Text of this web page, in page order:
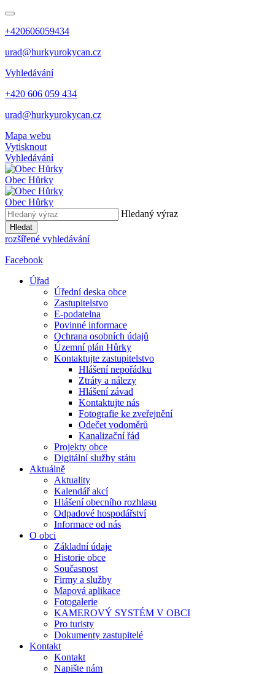
+420606059434
urad@hurkyurokycan.cz
Vyhledávání
+420 606 059 434
urad@hurkyurokycan.cz
Mapa webu
Vytisknout
Vyhledávání
Obec Hůrky
Obec Hůrky
Hledaný výraz
Hledat
rozšířené vyhledávání
Facebook
Úřad
Úřední deska obce
Zastupitelstvo
E-podatelna
Povinné informace
Ochrana osobních údajů
Územní plán Hůrky
Kontaktujte zastupitelstvo
Hlášení nepořádku
Ztráty a nálezy
Hlášení závad
Kontaktujte nás
Fotografie ke zveřejnění
Odečet vodoměrů
Kanalizační řád
Projekty obce
Digitální služby státu
Aktuálně
Aktuality
Kalendář akcí
Hlášení obecního rozhlasu
Odpadové hospodářství
Informace od nás
O obci
Základní údaje
Historie obce
Současnost
Firmy a služby
Mapová aplikace
Fotogalerie
KAMEROVÝ SYSTÉM V OBCI
Pro turisty
Dokumenty zastupitelé
Kontakt
Kontakt
Napište nám